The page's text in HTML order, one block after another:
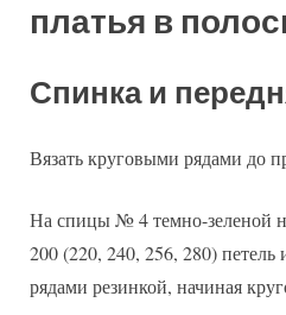
платья в
Спинка и
Вязать круговыми рядами до
На спицы № 4 темно-зеленой
200 (220, 240, 256, 280) петель
рядами резинкой, начиная